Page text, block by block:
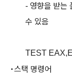
- 영향을 받는
수 있음
TEST
•스택 명령어